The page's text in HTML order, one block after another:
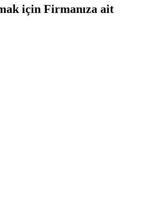
için Firmanıza ait